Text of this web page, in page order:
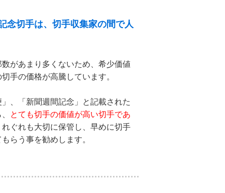
念切手は、切手収集家の間で人
があまり多くないため、希少価値
手の価格が高騰しています。
、「新聞週間記念」と記載された
とても切手の価値が高い切手であ
ぐれも大切に保管し、早めに切手
らう事を勧めします。